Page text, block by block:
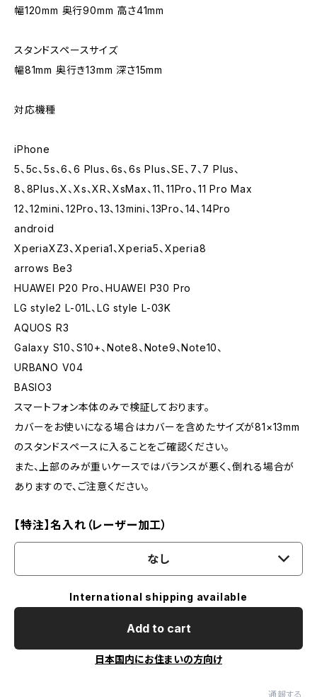
幅120mm 奥行90mm 高さ41mm
スタンドスペースサイズ
幅81mm 奥行き13mm 深さ15mm
対応機種
iPhone
5、5c、5s、6、6 Plus、6s、6s Plus、SE、7、7 Plus、
8、8Plus、X、Xs、XR、XsMax、11、11Pro、11 Pro Max
12、12mini、12Pro、13、13mini、13Pro、14、14Pro
android
XperiaXZ3、Xperia1、Xperia5、Xperia8
arrows Be3
HUAWEI P20 Pro、HUAWEI P30 Pro
LG style2 L-01L、LG style L-03K
AQUOS R3
Galaxy S10、S10+、Note8、Note9、Note10、
URBANO V04
BASIO3
スマートフォン本体のみで検証しております。
カバーをお使いになる場合はカバーを含めたサイズが81×13mm
のスタンドスペースに入ることをご確認ください。
また、上部のみが重いケースではバランスが悪く、倒れる場合が
ありますので、ご注意ください。
【特注】名入れ（レーザー加工）
なし
International shipping available
Add to cart
日本国内にお住まいの方向け
通報する